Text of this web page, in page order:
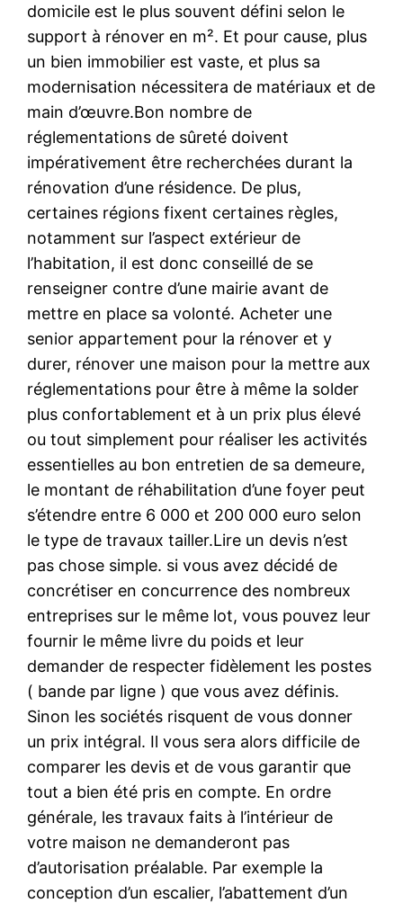
domicile est le plus souvent défini selon le
support à rénover en m². Et pour cause, plus
un bien immobilier est vaste, et plus sa
modernisation nécessitera de matériaux et de
main d’œuvre.Bon nombre de
réglementations de sûreté doivent
impérativement être recherchées durant la
rénovation d’une résidence. De plus,
certaines régions fixent certaines règles,
notamment sur l’aspect extérieur de
l’habitation, il est donc conseillé de se
renseigner contre d’une mairie avant de
mettre en place sa volonté. Acheter une
senior appartement pour la rénover et y
durer, rénover une maison pour la mettre aux
réglementations pour être à même la solder
plus confortablement et à un prix plus élevé
ou tout simplement pour réaliser les activités
essentielles au bon entretien de sa demeure,
le montant de réhabilitation d’une foyer peut
s’étendre entre 6 000 et 200 000 euro selon
le type de travaux tailler.Lire un devis n’est
pas chose simple. si vous avez décidé de
concrétiser en concurrence des nombreux
entreprises sur le même lot, vous pouvez leur
fournir le même livre du poids et leur
demander de respecter fidèlement les postes
( bande par ligne ) que vous avez définis.
Sinon les sociétés risquent de vous donner
un prix intégral. Il vous sera alors difficile de
comparer les devis et de vous garantir que
tout a bien été pris en compte. En ordre
générale, les travaux faits à l’intérieur de
votre maison ne demanderont pas
d’autorisation préalable. Par exemple la
conception d’un escalier, l’abattement d’un